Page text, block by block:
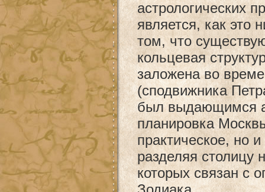
астрологических
является, как это
том, что
кольцевая
заложена во
(сподвижника
был выдающимся
планировка
практическое, но
разделяя столицу
которых связан с